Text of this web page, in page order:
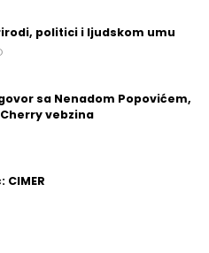
politici i ljudskom umu
sa Nenadom Popovićem,
vebzina